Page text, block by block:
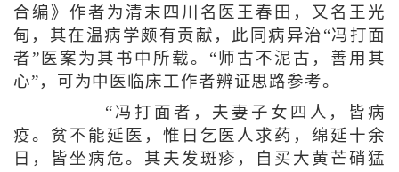
合编》作者为清末四川名医王春田，又名王光
甸，其在温病学颇有贡献，此同病异治“冯打面
者”医案为其书中所载。“师古不泥古，善用其
心”，可为中医临床工作者辨证思路参考。
“冯打面者，夫妻子女四人，皆病
疫。贫不能延医，惟日乞医人求药，绵延十余
日，皆坐病危。其夫发斑疹，自买大黄芒硝猛